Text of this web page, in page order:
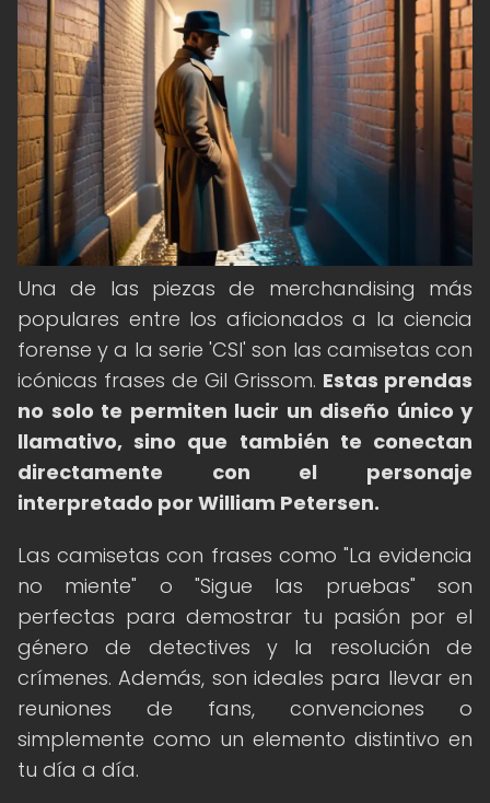
Una de las piezas de merchandising más
populares entre los aficionados a la ciencia
forense y a la serie 'CSI' son las camisetas con
icónicas frases de Gil Grissom. Estas prendas
no solo te permiten lucir un diseño único y
llamativo, sino que también te conectan
directamente con el personaje
interpretado por William Petersen.
Las camisetas con frases como "La evidencia
no miente" o "Sigue las pruebas" son
perfectas para demostrar tu pasión por el
género de detectives y la resolución de
crímenes. Además, son ideales para llevar en
reuniones de fans, convenciones o
simplemente como un elemento distintivo en
tu día a día.